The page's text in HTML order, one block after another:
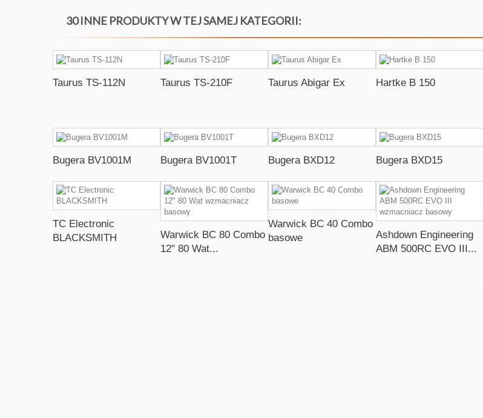
30 INNE PRODUKTY W TEJ SAMEJ KATEGORII:
Taurus TS-112N Taurus TS-210F Taurus Abigar Ex Hartke B 150
Bugera BV1001M Bugera BV1001T Bugera BXD12 Bugera BXD15
TC Electronic
BLACKSMITH
Warwick BC 80 Combo
12" 80 Wat...
Warwick BC 40 Combo
basowe
Ashdown Engineering
ABM 500RC EVO III...